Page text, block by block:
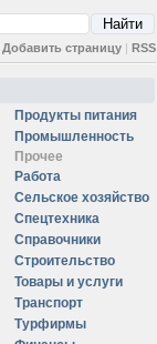
Добавить страницу | RSS
Продукты питания
Промышленность
Прочее
Работа
Сельское хозяйство
Спецтехника
Справочники
Строительство
Товары и услуги
Транспорт
Турфирмы